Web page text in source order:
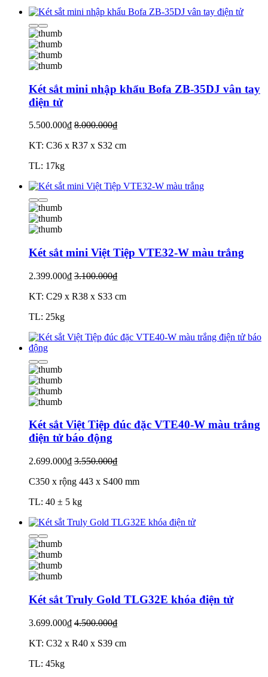
Két sắt mini nhập khẩu Bofa ZB-35DJ vân tay
điện tử
5.500.000₫ 8.000.000₫
KT: C36 x R37 x S32 cm
TL: 17kg
Két sắt mini Việt Tiệp VTE32-W màu trắng
2.399.000₫ 3.100.000₫
KT: C29 x R38 x S33 cm
TL: 25kg
Két sắt Việt Tiệp đúc đặc VTE40-W màu trắng
điện tử báo động
2.699.000₫ 3.550.000₫
C350 x rộng 443 x S400 mm
TL: 40 ± 5 kg
Két sắt Truly Gold TLG32E khóa điện tử
3.699.000₫ 4.500.000₫
KT: C32 x R40 x S39 cm
TL: 45kg